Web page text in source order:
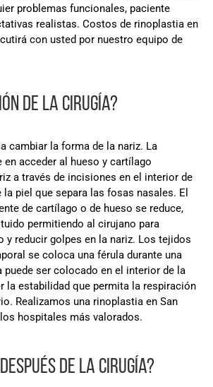
problemas funcionales, paciente
realistas. Costos de rinoplastia en
con usted por nuestro equipo de
DE LA CIRUGÍA?
cambiar la forma de la nariz. La
acceder al hueso y cartílago
a través de incisiones en el interior de
la piel que separa las fosas nasales. El
de cartílago o de hueso se reduce,
permitiendo al cirujano para
y reducir golpes en la nariz. Los tejidos
se coloca una férula durante una
puede ser colocado en el interior de la
la estabilidad que permita la respiración
Realizamos una rinoplastia en San
hospitales más valorados.
DE LA CIRUGÍA?